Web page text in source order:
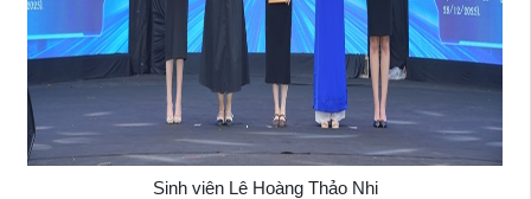
Sinh viên Lê Hoàng Thảo Nhi